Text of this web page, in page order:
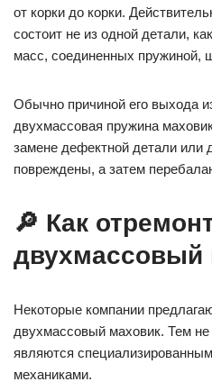
от корки до корки.
состоит не из одной детали,
масс, соединенных пружиной,
Обычно причиной его выхода
двухмассовая пружина
замене дефектной детали или
повреждены, а затем
🔎 Как
двухмассовый
Некоторые компании
двухмассовый маховик. Тем
являются
механиками.